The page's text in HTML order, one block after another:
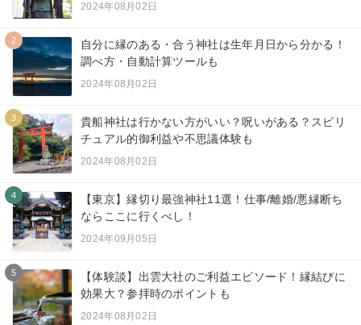
2024年08月02日
2
自分に縁のある・合う神社は生年月日から分かる！
調べ方・自動計算ツールも
2024年08月02日
3
貴船神社は行かない方がいい？呪いがある？スピリ
チュアル的御利益や不思議体験も
2024年08月02日
4
【東京】縁切り最強神社11選！仕事/離婚/悪縁断ち
ならここに行くべし！
2024年09月05日
5
【体験談】出雲大社のご利益エピソード！縁結びに
効果大？参拝時のポイントも
2024年08月02日